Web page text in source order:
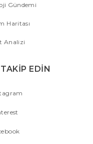
Gündemi
Haritası
Analizi
EDİN